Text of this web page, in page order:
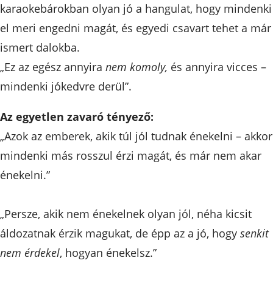
karaokebárokban olyan jó a hangulat, hogy mindenki
el meri engedni magát, és egyedi csavart tehet a már
ismert dalokba.
„Ez az egész annyira nem komoly, és annyira vicces –
mindenki jókedvre derül”.
Az egyetlen zavaró tényező:
„Azok az emberek, akik túl jól tudnak énekelni – akkor
mindenki más rosszul érzi magát, és már nem akar
énekelni.”
„Persze, akik nem énekelnek olyan jól, néha kicsit
áldozatnak érzik magukat, de épp az a jó, hogy senkit
nem érdekel, hogyan énekelsz.”